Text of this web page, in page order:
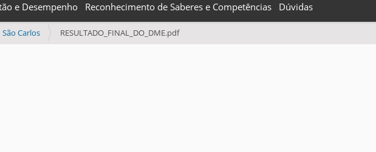
e Desempenho Reconhecimento de Saberes e Competências Dúvidas
São Carlos RESULTADO_FINAL_DO_DME.pdf